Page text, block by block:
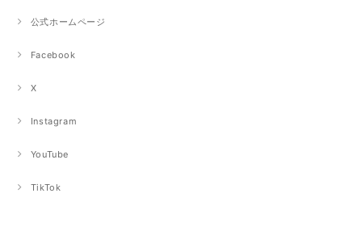
公式ホームページ
Facebook
X
Instagram
YouTube
TikTok